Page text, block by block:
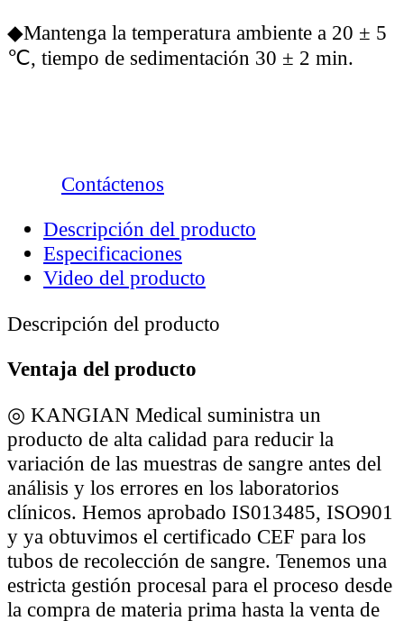
◆Mantenga la temperatura ambiente a 20 ± 5
℃, tiempo de sedimentación 30 ± 2 min.
Contáctenos
Descripción del producto
Especificaciones
Video del producto
Descripción del producto
Ventaja del producto
◎ KANGIAN Medical suministra un
producto de alta calidad para reducir la
variación de las muestras de sangre antes del
análisis y los errores en los laboratorios
clínicos. Hemos aprobado IS013485, ISO901
y ya obtuvimos el certificado CEF para los
tubos de recolección de sangre. Tenemos una
estricta gestión procesal para el proceso desde
la compra de materia prima hasta la venta de